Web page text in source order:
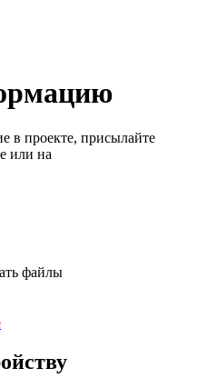
в проекте, присылайте
или на
файлы